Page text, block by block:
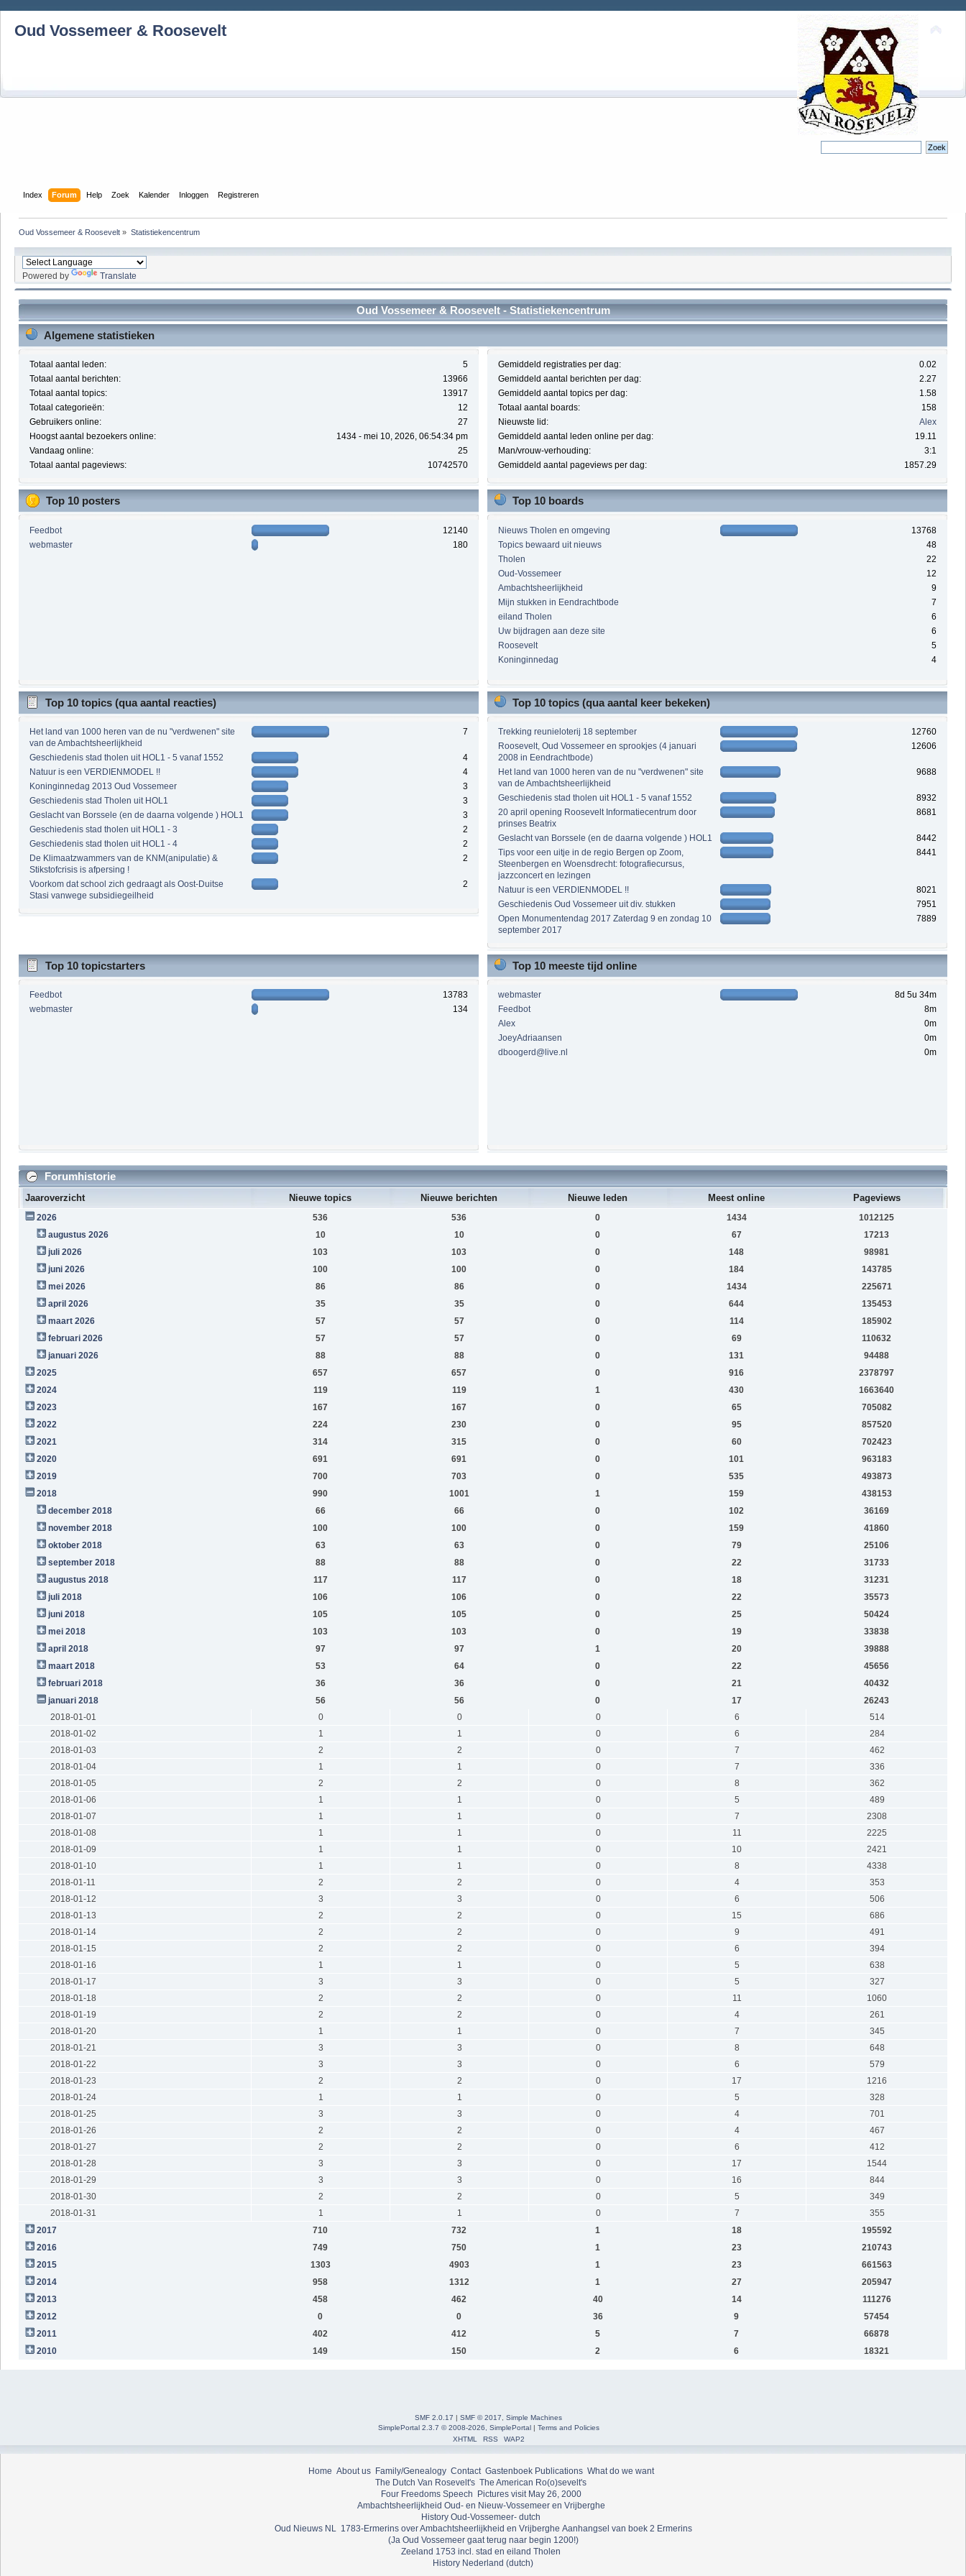
Oud Vossemeer & Roosevelt
Index Forum Help Zoek Kalender Inloggen Registreren
Oud Vossemeer & Roosevelt » Statistiekencentrum
Powered by Translate
Oud Vossemeer & Roosevelt - Statistiekencentrum
Algemene statistieken
Totaal aantal leden:
5
Totaal aantal berichten:
13966
Totaal aantal topics:
13917
Totaal categorieën:
12
Gebruikers online:
27
Hoogst aantal bezoekers online:
1434 - mei 10, 2026, 06:54:34 pm
Vandaag online:
25
Totaal aantal pageviews:
10742570
Gemiddeld registraties per dag:
0.02
Gemiddeld aantal berichten per dag:
2.27
Gemiddeld aantal topics per dag:
1.58
Totaal aantal boards:
158
Nieuwste lid:
Alex
Gemiddeld aantal leden online per dag:
19.11
Man/vrouw-verhouding:
3:1
Gemiddeld aantal pageviews per dag:
1857.29
Top 10 posters
Feedbot
12140
webmaster
180
Top 10 boards
Nieuws Tholen en omgeving
13768
Topics bewaard uit nieuws
48
Tholen
22
Oud-Vossemeer
12
Ambachtsheerlijkheid
9
Mijn stukken in Eendrachtbode
7
eiland Tholen
6
Uw bijdragen aan deze site
6
Roosevelt
5
Koninginnedag
4
Top 10 topics (qua aantal reacties)
Het land van 1000 heren van de nu "verdwenen" site
van de Ambachtsheerlijkheid
7
Geschiedenis stad tholen uit HOL1 - 5 vanaf 1552
4
Natuur is een VERDIENMODEL !!
4
Koninginnedag 2013 Oud Vossemeer
3
Geschiedenis stad Tholen uit HOL1
3
Geslacht van Borssele (en de daarna volgende ) HOL1
3
Geschiedenis stad tholen uit HOL1 - 3
2
Geschiedenis stad tholen uit HOL1 - 4
2
De Klimaatzwammers van de KNM(anipulatie) &
Stikstofcrisis is afpersing !
2
Voorkom dat school zich gedraagt als Oost-Duitse
Stasi vanwege subsidiegeilheid
2
Top 10 topics (qua aantal keer bekeken)
Trekking reunieloterij 18 september
12760
Roosevelt, Oud Vossemeer en sprookjes (4 januari
2008 in Eendrachtbode)
12606
Het land van 1000 heren van de nu "verdwenen" site
van de Ambachtsheerlijkheid
9688
Geschiedenis stad tholen uit HOL1 - 5 vanaf 1552
8932
20 april opening Roosevelt Informatiecentrum door
prinses Beatrix
8681
Geslacht van Borssele (en de daarna volgende ) HOL1
8442
Tips voor een uitje in de regio Bergen op Zoom,
Steenbergen en Woensdrecht: fotografiecursus,
jazzconcert en lezingen
8441
Natuur is een VERDIENMODEL !!
8021
Geschiedenis Oud Vossemeer uit div. stukken
7951
Open Monumentendag 2017 Zaterdag 9 en zondag 10
september 2017
7889
Top 10 topicstarters
Feedbot
13783
webmaster
134
Top 10 meeste tijd online
webmaster
8d 5u 34m
Feedbot
8m
Alex
0m
JoeyAdriaansen
0m
dboogerd@live.nl
0m
Forumhistorie
Jaaroverzicht Nieuwe topics Nieuwe berichten Nieuwe leden Meest online Pageviews
2026 536 536 0 1434
1012125
augustus 2026
10 10 0 67
17213
juli 2026
103 103 0 148
98981
juni 2026
100 100 0 184
143785
mei 2026
86 86 0 1434
225671
april 2026
35 35 0 644
135453
maart 2026
57 57 0 114
185902
februari 2026
57 57 0 69
110632
januari 2026
88 88 0 131
94488
2025
657 657 0 916
2378797
2024
119 119 1 430
1663640
2023
167 167 0 65
705082
2022
224 230 0 95
857520
2021
314 315 0 60
702423
2020
691 691 0 101
963183
2019
700 703 0 535
493873
2018
990 1001 1 159
438153
december 2018
66 66 0 102
36169
november 2018
100 100 0 159
41860
oktober 2018
63 63 0 79
25106
september 2018
88 88 0 22
31733
augustus 2018
117 117 0 18
31231
juli 2018
106 106 0 22
35573
juni 2018
105 105 0 25
50424
mei 2018
103 103 0 19
33838
april 2018
97 97 1 20
39888
maart 2018
53 64 0 22
45656
februari 2018
36 36 0 21
40432
januari 2018
56 56 0 17
26243
2018-01-01
0 0 0 6
514
2018-01-02
1 1 0 6
284
2018-01-03
2 2 0 7
462
2018-01-04
1 1 0 7
336
2018-01-05
2 2 0 8
362
2018-01-06
1 1 0 5
489
2018-01-07
1 1 0 7
2308
2018-01-08
1 1 0 11
2225
2018-01-09
1 1 0 10
2421
2018-01-10
1 1 0 8
4338
2018-01-11
2 2 0 4
353
2018-01-12
3 3 0 6
506
2018-01-13
2 2 0 15
686
2018-01-14
2 2 0 9
491
2018-01-15
2 2 0 6
394
2018-01-16
1 1 0 5
638
2018-01-17
3 3 0 5
327
2018-01-18
2 2 0 11
1060
2018-01-19
2 2 0 4
261
2018-01-20
1 1 0 7
345
2018-01-21
3 3 0 8
648
2018-01-22
3 3 0 6
579
2018-01-23
2 2 0 17
1216
2018-01-24
1 1 0 5
328
2018-01-25
3 3 0 4
701
2018-01-26
2 2 0 4
467
2018-01-27
2 2 0 6
412
2018-01-28
3 3 0 17
1544
2018-01-29
3 3 0 16
844
2018-01-30
2 2 0 5
349
2018-01-31
1 1 0 7
355
2017
710 732 1 18
195592
2016
749 750 1 23
210743
2015
1303 4903 1 23
661563
2014
958 1312 1 27
205947
2013
458 462 40 14
111276
2012
0 0 36 9
57454
2011
402 412 5 7
66878
2010
149 150 2 6 18321
SMF 2.0.17 | SMF © 2017
Simple Machines
SimplePortal 2.3.7 © 2008-2026, SimplePortal| Terms and Policies
XHTML
RSS WAP2
Home About us Family/Genealogy Contact Gastenboek Publications What do we want
The Dutch Van Rosevelt's The American Ro(o)sevelt's
Four Freedoms Speech Pictures visit May 26, 2000
Ambachtsheerlijkheid Oud- en Nieuw-Vossemeer en Vrijberghe
History Oud-Vossemeer- dutch
Oud Nieuws NL
1783-Ermerins over Ambachtsheerlijkheid en Vrijberghe Aanhangsel van boek 2 Ermerins
(Ja Oud Vossemeer gaat terug naar begin 1200!)
Zeeland 1753 incl. stad en eiland Tholen
History Nederland (dutch)